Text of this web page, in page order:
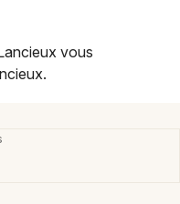
vous